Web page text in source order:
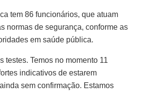
tem 86 funcionários, que atuam
normas de segurança, conforme as
em saúde pública.
testes. Temos no momento 11
indicativos de estarem
sem confirmação. Estamos